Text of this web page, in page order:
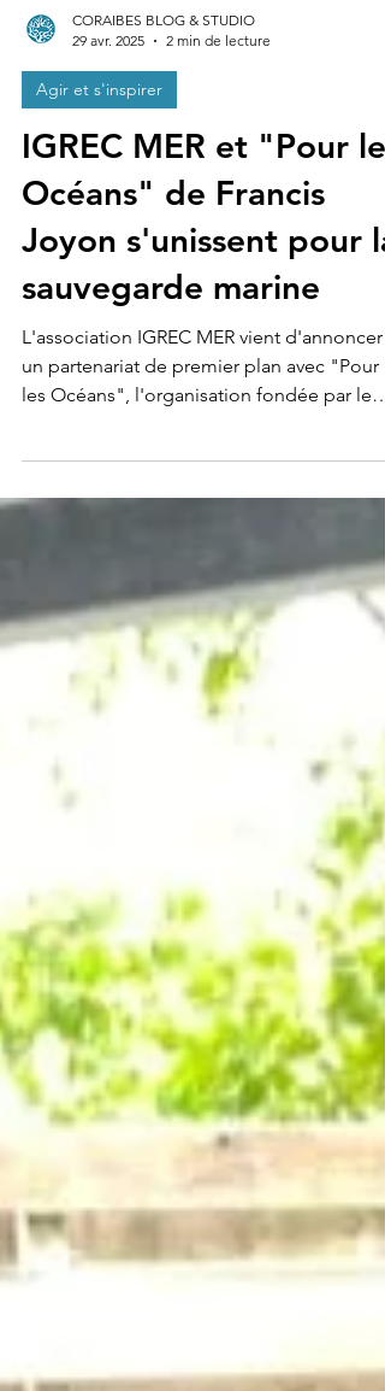
CORAIBES BLOG & STUDIO
29 avr. 2025
Agir et s'inspirer
IGREC MER et "Pour les
Océans" de Francis
Joyon s'unissent pour la
sauvegarde marine
L'association IGREC MER vient d'annoncer
un partenariat de premier plan avec "Pour